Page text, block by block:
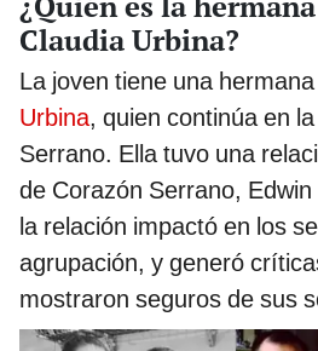
Claudia Urbina?
La joven tiene una
Urbina, quien continúa en
Serrano. Ella tuvo una
de Corazón Serrano,
la relación impactó en los
agrupación, y generó
mostraron seguros de sus